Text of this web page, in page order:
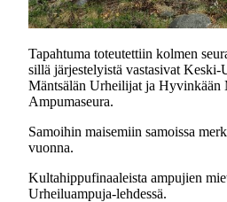
Tapahtuma toteutettiin kolmen
sillä järjestelyistä vastasivat Keski-
Mäntsälän Urheilijat ja Hyvinkään
Ampumaseura.
Samoihin maisemiin samoissa
vuonna.
Kultahippufinaaleista ampujien
Urheiluampuja-lehdessä.